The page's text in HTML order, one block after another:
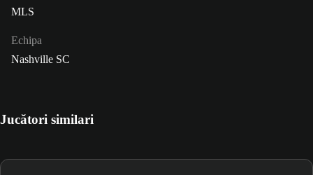
MLS
Echipa
Nashville SC
Jucători similari